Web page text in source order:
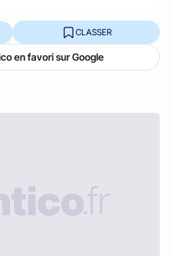
CLASSER
en favori sur Google